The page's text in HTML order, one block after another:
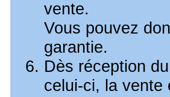
vente.
Vous pouvez
garantie.
Dès réception
celui-ci, la vente